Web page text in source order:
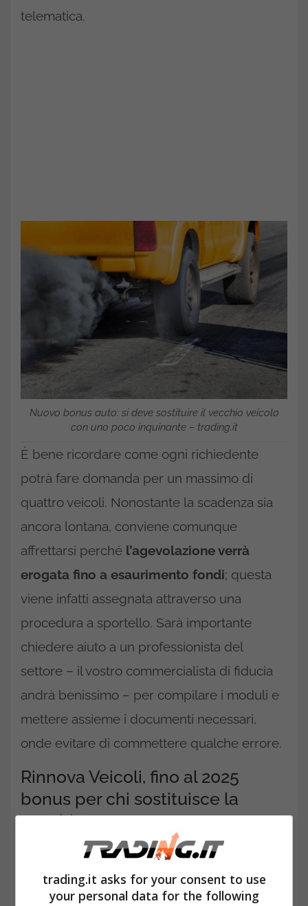
telematica.
Nuovo bonus auto: si deve sostituire il vecchio veicolo
con uno poco inquinante – trading.it
È bene ricordare come ogni richiedente
potrà fare domanda per un massimo di
quattro veicoli. Nonostante la scadenza sia
ancora lontana, conviene comunque
affrettarsi perché l’agevolazione verrà
erogata fino a esaurimento fondi; questa
viene infatti assegnata attraverso una
procedura a sportello. Sarà importante
chiedere aiuto a un professionista del
settore – il vostro commercialista di fiducia
andrà benissimo – per compilare i moduli e
mettere assieme i documenti necessari,
onde evitare di commettere qualche errore.
Rinnova Veicoli, fino al 2025
bonus per chi sostituisce la
vecchia auto con una nuova
trading.it asks for your consent to use
your personal data for the following